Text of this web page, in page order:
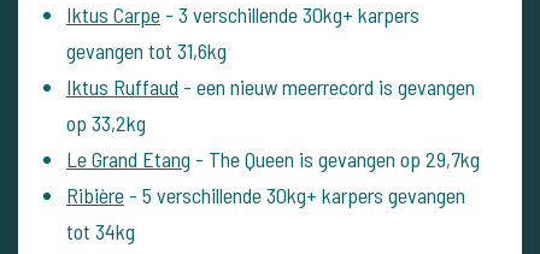
Iktus Carpe - 3 verschillende 30kg+ karpers
gevangen tot 31,6kg
Iktus Ruffaud - een nieuw meerrecord is gevangen
op 33,2kg
Le Grand Etang - The Queen is gevangen op 29,7kg
Ribière - 5 verschillende 30kg+ karpers gevangen
tot 34kg